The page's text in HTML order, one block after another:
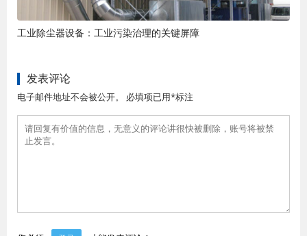
工业除尘器设备：工业污染治理的关键屏障
发表评论
电子邮件地址不会被公开。 必填项已用*标注